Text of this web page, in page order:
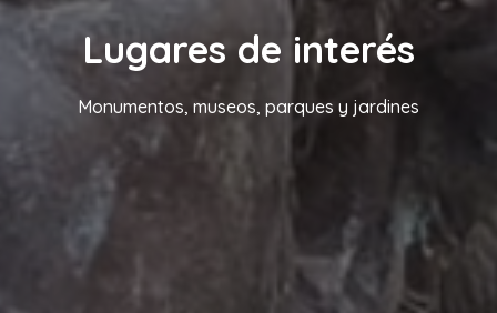
Lugares de interés
Monumentos, museos, parques y jardines